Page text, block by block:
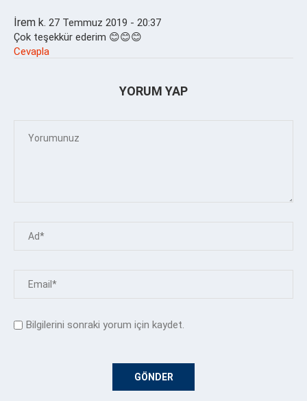
İrem k. 27 Temmuz 2019 - 20:37
Çok teşekkür ederim 😊😊😊
Cevapla
YORUM YAP
Bilgilerini sonraki yorum için kaydet.